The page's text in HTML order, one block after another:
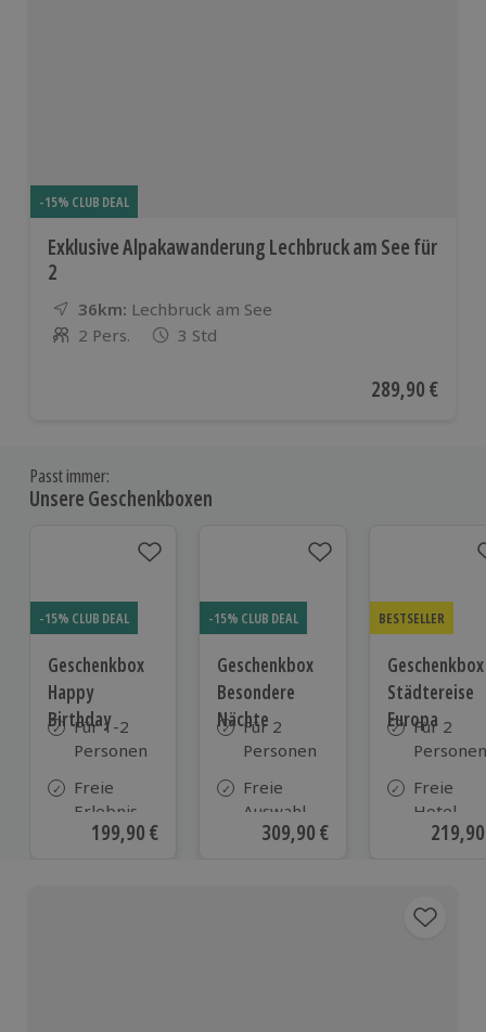
-15% CLUB DEAL
Exklusive Alpakawanderung Lechbruck am See für
2
36km: Entfernung
Standort
Lechbruck am See
Anzahl der Teilnehmer
2 Pers. 3 Std
Aktueller Preis
289,90 €
Passt immer:
Unsere Geschenkboxen
-15% CLUB DEAL
Geschenkbox
Happy
Birthday
Für 1-2
Personen
Freie
Erlebnis-
Auswahl
Aktueller Preis
199,90 €
-15% CLUB DEAL
Geschenkbox
Besondere
Nächte
Für 2
Personen
Freie
Auswahl
aus ca. 290
Aktueller Preis
309,90 €
BESTSELLER
Geschenkbox
Städtereise
Europa
Für 2
Personen
Freie
Hotel-
Auswahl